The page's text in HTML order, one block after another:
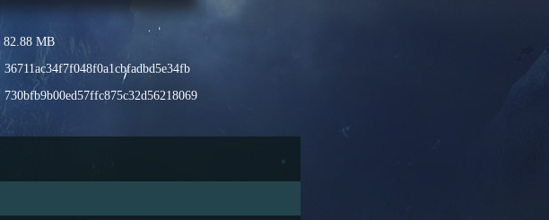
82.88 MB
36711ac34f7f048f0a1cbfadbd5e34fb
730bfb9b00ed57ffc875c32d56218069